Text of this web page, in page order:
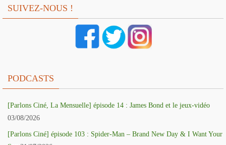
SUIVEZ-NOUS !
PODCASTS
[Parlons Ciné, La Mensuelle] épisode 14 : James Bond et le jeux-vidéo
03/08/2026
[Parlons Ciné] épisode 103 : Spider-Man – Brand New Day & I Want Your